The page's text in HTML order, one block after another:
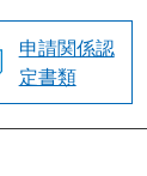
申請関係認
定書類